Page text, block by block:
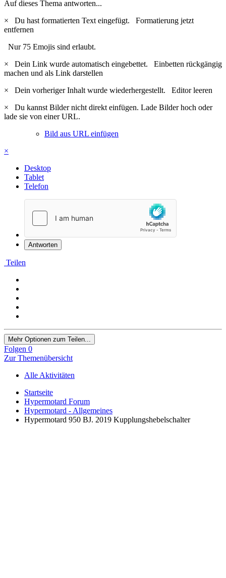
Auf dieses Thema antworten...
×
Du hast formatierten Text eingefügt. Formatierung jetzt
entfernen
Nur 75 Emojis sind erlaubt.
×
Dein Link wurde automatisch eingebettet. Einbetten rückgängig
machen und als Link darstellen
×
Dein vorheriger Inhalt wurde wiederhergestellt. Editor leeren
×
Du kannst Bilder nicht direkt einfügen. Lade Bilder hoch oder
lade sie von einer URL.
Bild aus URL einfügen
×
Desktop
Tablet
Telefon
Antworten
Teilen
Mehr Optionen zum Teilen...
Folgen 0
Zur Themenübersicht
Alle Aktivitäten
Startseite
Hypermotard Forum
Hypermotard - Allgemeines
Hypermotard 950 BJ. 2019 Kupplungshebelschalter